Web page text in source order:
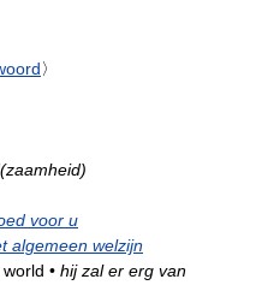
〉
voor u
algemeen welzijn
• hij zal er erg van